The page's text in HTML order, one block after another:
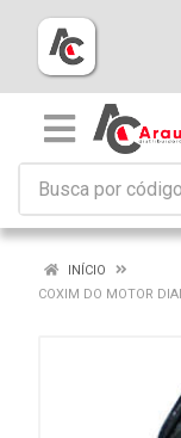
INÍCIO
COXIM DO MOTOR